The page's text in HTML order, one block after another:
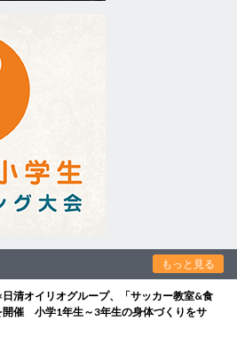
もっと見る
清オイリオグループ、「サッカー教室&食
開催 小学1年生～3年生の身体づくりをサ